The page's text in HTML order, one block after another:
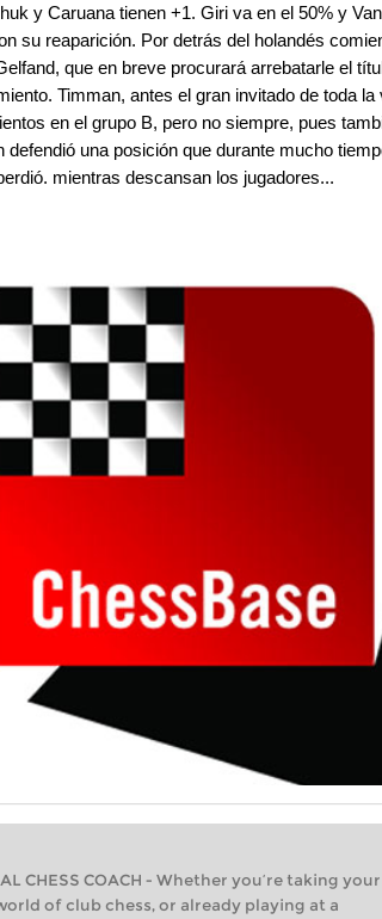
y Caruana tienen +1. Giri va en el 50% y
su reaparición. Por detrás del holandés
que en breve procurará arrebatarle el
Timman, antes el gran invitado de toda
en el grupo B, pero no siempre, pues
una posición que durante mucho
mientras descansan los jugadores...
CHESS COACH - Whether you’re taking
of club chess, or already playing at a